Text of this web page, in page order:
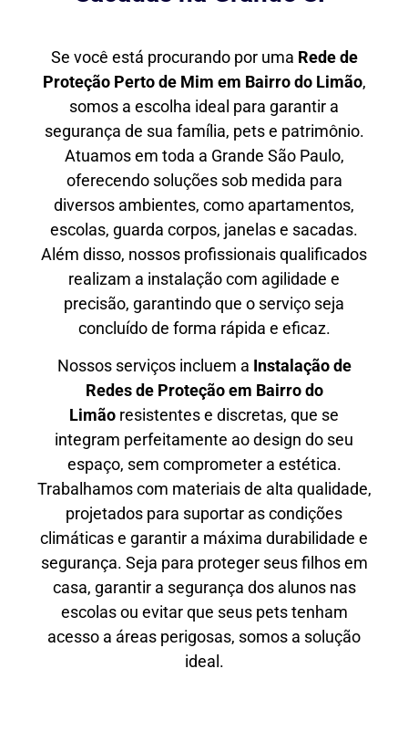
Se você está procurando por uma Rede de
Proteção Perto de Mim em Bairro do Limão,
somos a escolha ideal para garantir a
segurança de sua família, pets e patrimônio.
Atuamos em toda a Grande São Paulo,
oferecendo soluções sob medida para
diversos ambientes, como apartamentos,
escolas, guarda corpos, janelas e sacadas.
Além disso, nossos profissionais qualificados
realizam a instalação com agilidade e
precisão, garantindo que o serviço seja
concluído de forma rápida e eficaz.
Nossos serviços incluem a Instalação de
Redes de Proteção em Bairro do
Limão resistentes e discretas, que se
integram perfeitamente ao design do seu
espaço, sem comprometer a estética.
Trabalhamos com materiais de alta qualidade,
projetados para suportar as condições
climáticas e garantir a máxima durabilidade e
segurança. Seja para proteger seus filhos em
casa, garantir a segurança dos alunos nas
escolas ou evitar que seus pets tenham
acesso a áreas perigosas, somos a solução
ideal.